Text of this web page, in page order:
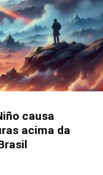
causa
acima da